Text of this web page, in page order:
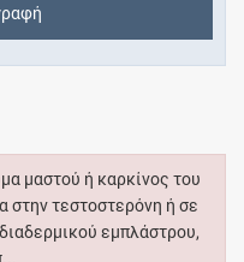
μαστού ή καρκίνος του
στην τεστοστερόνη ή σε
εμπλάστρου,